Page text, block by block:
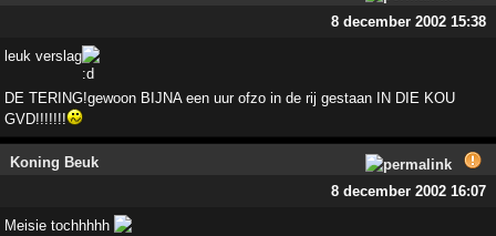
8 december 2002 15:38
leuk verslag
DE TERING!gewoon BIJNA een uur ofzo in de rij gestaan IN DIE KOU
GVD!!!!!!!
Koning Beuk
8 december 2002 16:07
Meisie tochhhhh